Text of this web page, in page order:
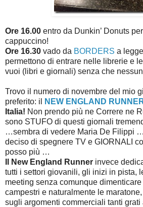
Ore 16.00 entro da Dunkin’ Donuts per
cappuccino!
Ore 16.30 vado da BORDERS a
permettono di entrare nelle librerie e
vuoi (libri e giornali) senza che
Trovo il numero di novembre del mio
preferito: il
NEW ENGLAND
Italia! Non prendo più ne Correre ne
sono STUFO di questi giornali
…sembra di vedere Maria De Filippi
deciso di spegnere TV e GIORNALI
posso più …
Il New England Runner invece
tutti i settori giovanili, gli inizi in pista,
meeting senza comunque
campestri e naturalmente le
sugli argomenti commerciali tanti grati